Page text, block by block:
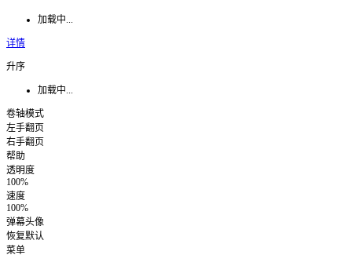
加载中...
详情
升序
加载中...
卷轴模式
左手翻页
右手翻页
帮助
透明度
100%
速度
100%
弹幕头像
恢复默认
菜单